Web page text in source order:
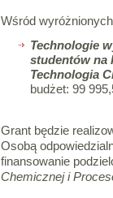
Wśród
Technologie
studentów na
Technologia
budżet: 99
Grant będzie
Osobą
finansowanie
Chemicznej i